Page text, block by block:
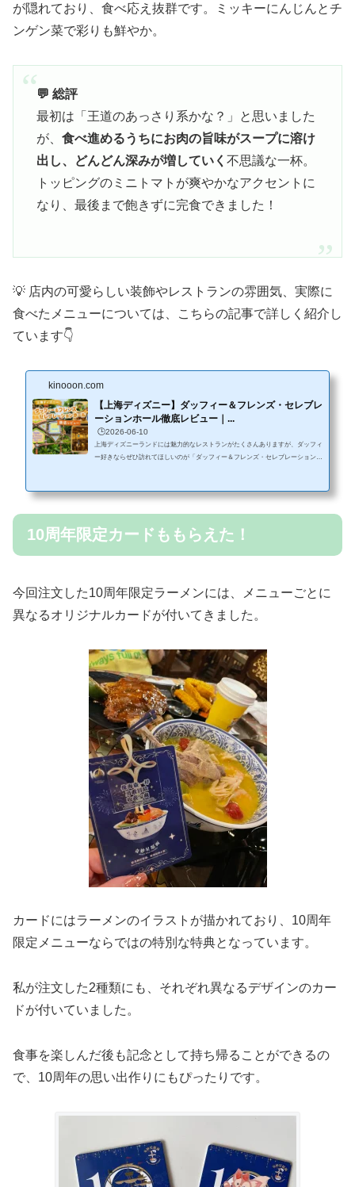
が隠れており、食べ応え抜群です。ミッキーにんじんとチ
ンゲン菜で彩りも鮮やか。
💬 総評
最初は「王道のあっさり系かな？」と思いました
が、 食べ進めるうちにお肉の旨味がスープに溶け
出し、どんどん深みが増していく 不思議な一杯。
トッピングのミニトマトが爽やかなアクセントに
なり、最後まで飽きずに完食できました！
💡 店内の可愛らしい装飾やレストランの雰囲気、実際に
食べたメニューについては、こちらの記事で詳しく紹介し
ています👇
kinooon.com
【上海ディズニー】ダッフィー＆フレンズ・セレブレ
ーションホール徹底レビュー｜...
🕒️2026-06-10
上海ディズニーランドには魅力的なレストランがたくさんありますが、ダッフィ
ー好きならぜひ訪れてほしいのが「ダッフィー＆フレンズ・セレブレーションホ
10周年限定カードももらえた！
今回注文した10周年限定ラーメンには、メニューごとに
異なるオリジナルカードが付いてきました。
カードにはラーメンのイラストが描かれており、10周年
限定メニューならではの特別な特典となっています。
私が注文した2種類にも、それぞれ異なるデザインのカー
ドが付いていました。
食事を楽しんだ後も記念として持ち帰ることができるの
で、10周年の思い出作りにもぴったりです。